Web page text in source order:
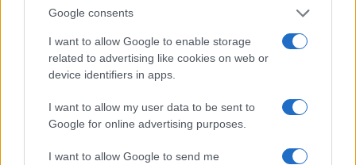
Google consents
I want to allow Google to enable storage
related to advertising like cookies on web or
device identifiers in apps.
I want to allow my user data to be sent to
Google for online advertising purposes.
I want to allow Google to send me